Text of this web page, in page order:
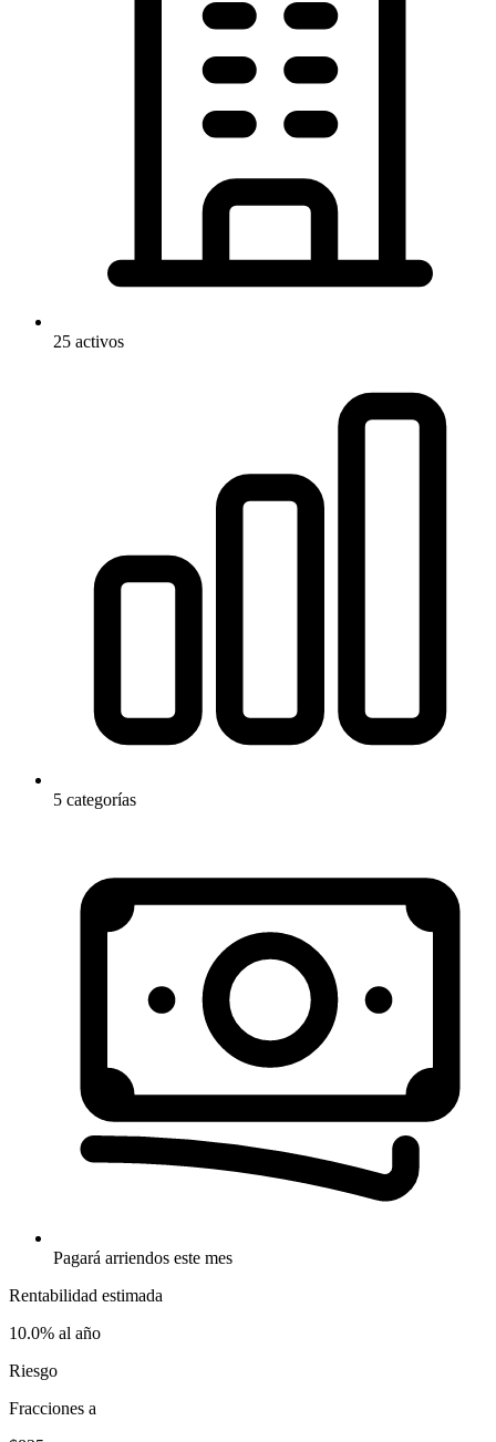
25 activos
5 categorías
Pagará arriendos este mes
Rentabilidad estimada
10.0% al año
Riesgo
Fracciones a